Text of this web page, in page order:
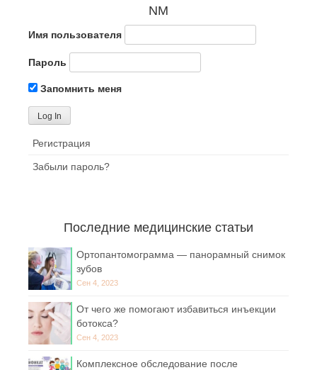
NM
Имя пользователя
Пароль
Запомнить меня
Регистрация
Забыли пароль?
Последние медицинские статьи
Ортопантомограмма — панорамный снимок
зубов
Сен 4, 2023
От чего же помогают избавиться инъекции
ботокса?
Сен 4, 2023
Комплексное обследование после